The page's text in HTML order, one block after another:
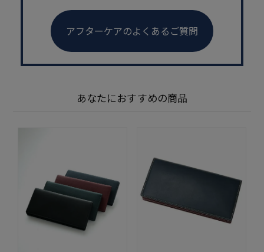
アフターケアのよくあるご質問
あなたにおすすめの商品